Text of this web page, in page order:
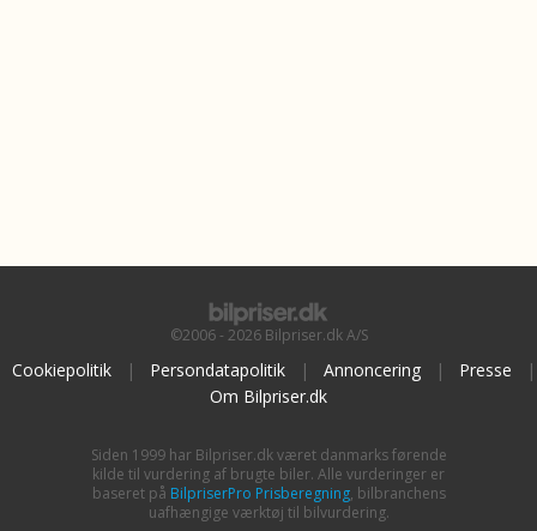
©2006 - 2026 Bilpriser.dk A/S
Cookiepolitik | Persondatapolitik | Annoncering | Presse
|
Om Bilpriser.dk
Siden 1999 har Bilpriser.dk været danmarks førende
kilde til vurdering af brugte biler. Alle vurderinger er
baseret på BilpriserPro Prisberegning, bilbranchens
uafhængige værktøj til bilvurdering.